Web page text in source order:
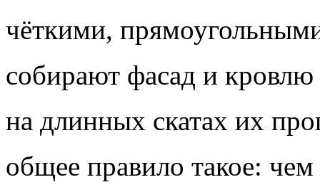
чёткими,
собирают фасад и
на длинных скатах их
общее правило такое: